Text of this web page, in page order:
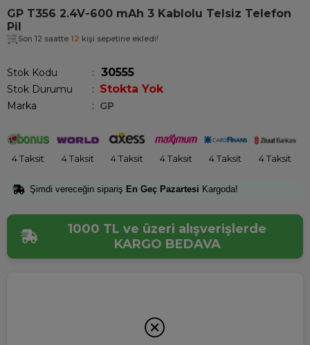
GP T356 2.4V-600 mAh 3 Kablolu Telsiz Telefon
Pil
Son 12 saatte 12 kişi sepetine ekledi!
Stok Kodu 30555
Stok Durumu : Stokta Yok
Marka : GP
4 Taksit 4 Taksit 4 Taksit 4 Taksit 4 Taksit 4 Taksit
Şimdi vereceğin sipariş En Geç Pazartesi Kargoda!
1000 TL ve üzeri alışverişlerde
KARGO BEDAVA